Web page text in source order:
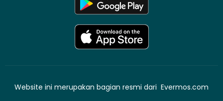
Website ini merupakan bagian resmi dari Evermos.com